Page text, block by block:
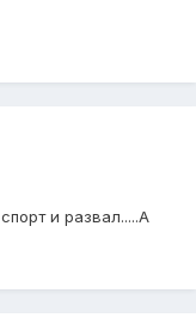
и развал.....А